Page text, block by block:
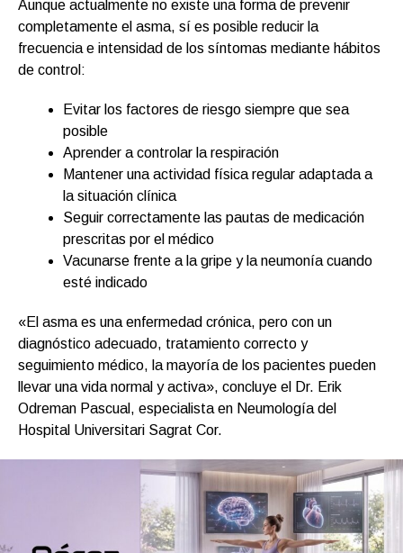
Aunque actualmente no existe una forma de prevenir
completamente el asma, sí es posible reducir la
frecuencia e intensidad de los síntomas mediante hábitos
de control:
Evitar los factores de riesgo siempre que sea
posible
Aprender a controlar la respiración
Mantener una actividad física regular adaptada a
la situación clínica
Seguir correctamente las pautas de medicación
prescritas por el médico
Vacunarse frente a la gripe y la neumonía cuando
esté indicado
«El asma es una enfermedad crónica, pero con un
diagnóstico adecuado, tratamiento correcto y
seguimiento médico, la mayoría de los pacientes pueden
llevar una vida normal y activa», concluye el Dr. Erik
Odreman Pascual, especialista en Neumología del
Hospital Universitari Sagrat Cor.